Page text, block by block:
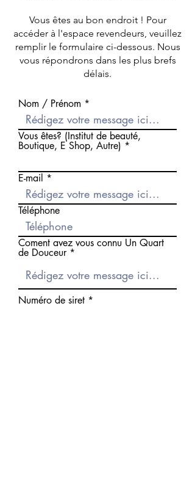
Vous êtes au bon endroit ! Pour
accéder à l'espace revendeurs, veuillez
remplir le formulaire ci-dessous. Nous
vous répondrons dans les plus brefs
délais.
Nom / Prénom
Vous êtes? (Institut de beauté,
Boutique, E Shop, Autre)
E-mail
Téléphone
Coment avez vous connu Un Quart
de Douceur
Numéro de siret